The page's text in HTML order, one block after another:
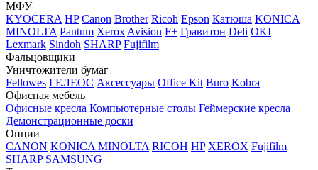
МФУ
KYOCERA HP Canon Brother Ricoh Epson Катюша KONICA
MINOLTA Pantum Xerox Avision F+ Гравитон Deli OKI
Lexmark Sindoh SHARP Fujifilm
Фальцовщики
Уничтожители бумаг
Fellowes ГЕЛЕОС Аксессуары Office Kit Buro Kobra
Офисная мебель
Офисные кресла Компьютерные столы Геймерские кресла
Демонстрационные доски
Опции
CANON KONICA MINOLTA RICOH HP XEROX Fujifilm
SHARP SAMSUNG